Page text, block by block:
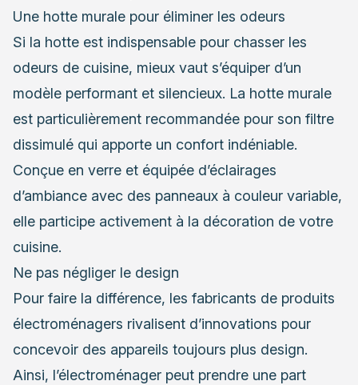
Une hotte murale pour éliminer les odeurs
Si la hotte est indispensable pour chasser les
odeurs de cuisine, mieux vaut s’équiper d’un
modèle performant et silencieux. La hotte murale
est particulièrement recommandée pour son filtre
dissimulé qui apporte un confort indéniable.
Conçue en verre et équipée d’éclairages
d’ambiance avec des panneaux à couleur variable,
elle participe activement à la décoration de votre
cuisine.
Ne pas négliger le design
Pour faire la différence, les fabricants de produits
électroménagers rivalisent d’innovations pour
concevoir des appareils toujours plus design.
Ainsi, l’électroménager peut prendre une part